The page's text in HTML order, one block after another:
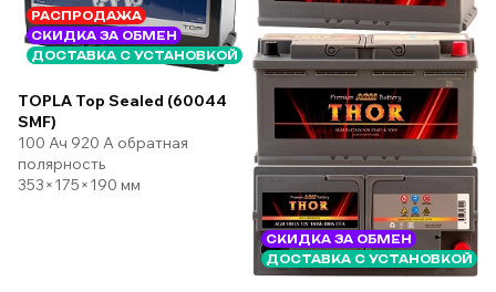
РАСПРОДАЖА
СКИДКА ЗА ОБМЕН
ДОСТАВКА С УСТАНОВКОЙ
TOPLA Top Sealed (60044
SMF)
100 Ач 920 А обратная
полярность
353×175×190 мм
СКИДКА ЗА ОБМЕН
ДОСТАВКА С УСТАНОВКОЙ